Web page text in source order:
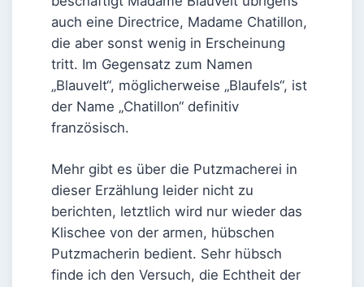
auch eine Directrice, Madame Chatillon,
die aber sonst wenig in Erscheinung
tritt. Im Gegensatz zum Namen
„Blauvelt“, möglicherweise „Blaufels“, ist
der Name „Chatillon“ definitiv
französisch.
Mehr gibt es über die Putzmacherei in
dieser Erzählung leider nicht zu
berichten, letztlich wird nur wieder das
Klischee von der armen, hübschen
Putzmacherin bedient. Sehr hübsch
finde ich den Versuch, die Echtheit der